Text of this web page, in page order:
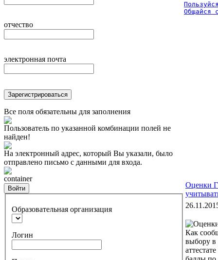
отчество
электронная почта
Зарегистрироваться
Все поля обязательны для заполнения
Пользователь по указанной комбинации полей не
найден!
На электронный адрес, который Вы указали, было
отправлено письмо с данными для входа.
container
Войти
Образовательная организация
Логин
Общайся
Оценки
Как
выбору в